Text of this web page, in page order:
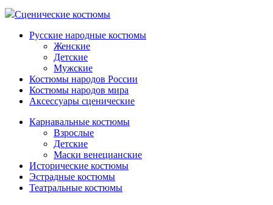
Сценические костюмы
Русские народные костюмы
Женские
Детские
Мужские
Костюмы народов России
Костюмы народов мира
Аксессуары сценические
Карнавальные костюмы
Взрослые
Детские
Маски венецианские
Исторические костюмы
Эстрадные костюмы
Театральные костюмы